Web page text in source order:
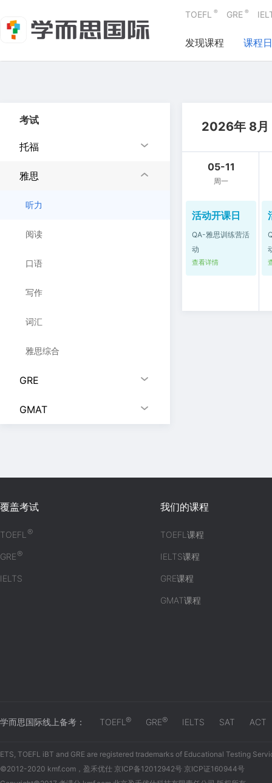
TOEFL ® GRE ®
发现课程 课程
考试
托福
雅思
听力
阅读
口语
写作
词汇
雅思综合
GRE
GMAT
2026年 8月
05-11
周一
活动开课日
QA-雅思训练营活
动
查看详情
覆盖考试
TOEFL®
GRE®
IELTS
我们的课程
TOEFL课程
IELTS课程
GRE课程
GMAT课程
学而思国际线上备考： TOEFL ® GRE® IELTS SAT ACT
ETS, TOEFL iBT and GRE are registered trademarks of Educational Testing
©2012-2020 kmf.com，盈禾优仕 京ICP备12012942号 京ICP证160944号